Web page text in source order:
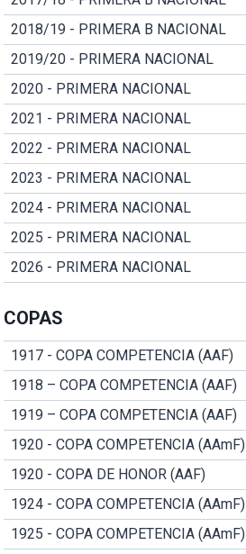
2018/19 - PRIMERA B NACIONAL
2019/20 - PRIMERA NACIONAL
2020 - PRIMERA NACIONAL
2021 - PRIMERA NACIONAL
2022 - PRIMERA NACIONAL
2023 - PRIMERA NACIONAL
2024 - PRIMERA NACIONAL
2025 - PRIMERA NACIONAL
2026 - PRIMERA NACIONAL
COPAS
1917 - COPA COMPETENCIA (AAF)
1918 – COPA COMPETENCIA (AAF)
1919 – COPA COMPETENCIA (AAF)
1920 - COPA COMPETENCIA (AAmF)
1920 - COPA DE HONOR (AAF)
1924 - COPA COMPETENCIA (AAmF)
1925 - COPA COMPETENCIA (AAmF)